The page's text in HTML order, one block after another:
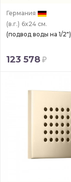
Германия
(в.г.) 6x24 см.
(подвод воды на 1/2")
123 578